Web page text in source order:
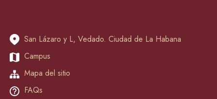
San Lázaro y L, Vedado. Ciudad de La Habana
Campus
Mapa del sitio
FAQs